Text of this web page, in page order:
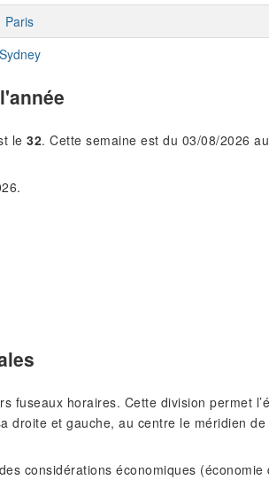
Paris
Sydney
le 32. Cette semaine est du 03/08/2026
fuseaux horaires. Cette division permet
droite et gauche, au centre le méridien
considérations économiques